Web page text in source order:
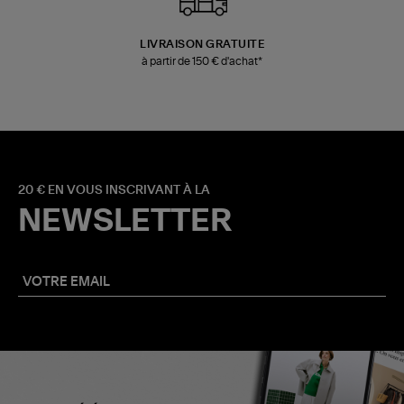
LIVRAISON GRATUITE
à partir de 150 € d'achat*
20 € EN VOUS INSCRIVANT À LA
NEWSLETTER